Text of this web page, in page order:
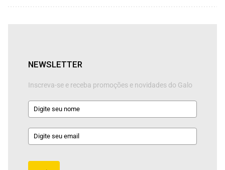
NEWSLETTER
Inscreva-se e receba promoções e novidades do Galo